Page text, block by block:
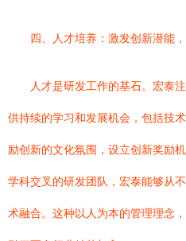
四、人才培养：激发创新潜能
人才是研发工作的基石。宏泰
供持续的学习和发展机会，包括技
励创新的文化氛围，设立创新奖励
学科交叉的研发团队，宏泰能够从
术融合。这种以人为本的管理理念